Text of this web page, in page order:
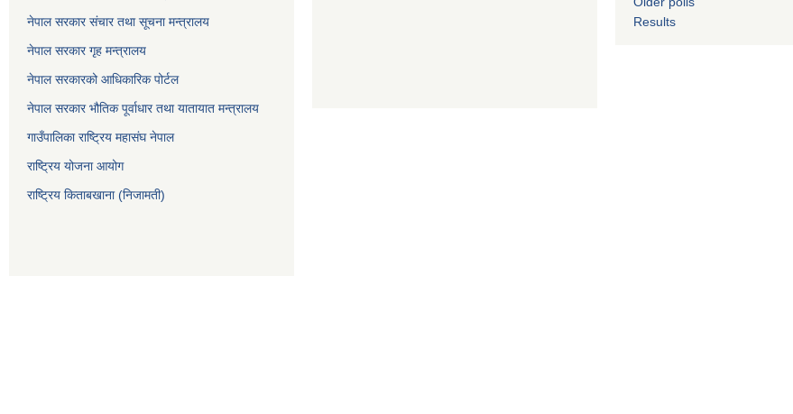
नेपाल सरकार संचार तथा सूचना मन्त्रालय
नेपाल सरकार गृह मन्त्रालय
नेपाल सरकारको आधिकारिक पोर्टल
नेपाल सरकार भौतिक पूर्वाधार तथा यातायात मन्त्रालय
गाउँपालिका राष्ट्रिय महासंघ नेपाल
राष्ट्रिय योजना आयोग
राष्ट्रिय किताबखाना (निजामती)
Results